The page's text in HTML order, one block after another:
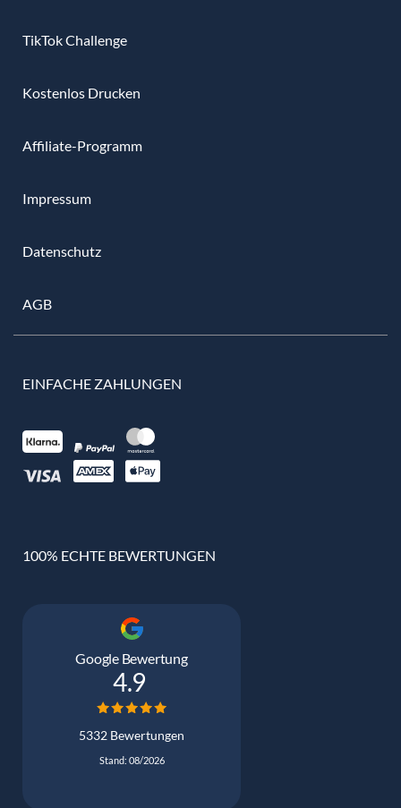
TikTok Challenge
Kostenlos Drucken
Affiliate-Programm
Impressum
Datenschutz
AGB
EINFACHE ZAHLUNGEN
100% ECHTE BEWERTUNGEN
Google Bewertung
4.9
5332 Bewertungen
Stand: 08/2026